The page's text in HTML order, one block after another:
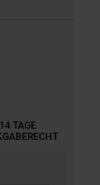
14 TAGE